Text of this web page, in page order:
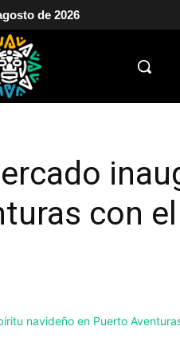
de 2026
con